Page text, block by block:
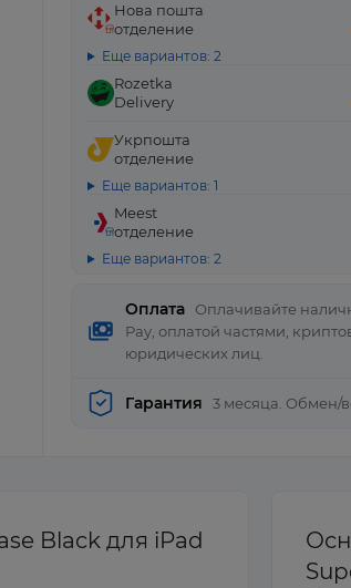
Оплата
Оплачивайте
Pay, оплатой частями,
юридических лиц.
Нова пошта
отделение
Еще вариантов: 2
Rozetka
Delivery
Укрпошта
отделение
Еще вариантов: 1
Meest
отделение
Еще вариантов: 2
Гарантия 3 месяца. Обмен/
Black для iPad